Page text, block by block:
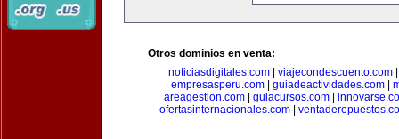
Otros dominios en venta:
noticiasdigitales.com| viajecondescuento.com
empresasperu.com| guiadeactividades.com|
areagestion.com| guiacursos.com|
ofertasinternacionales.com|